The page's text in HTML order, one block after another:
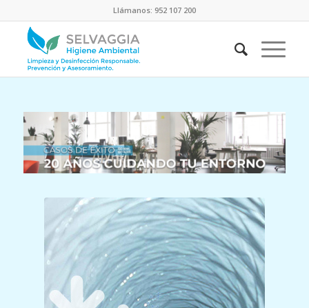
Llámanos: 952 107 200